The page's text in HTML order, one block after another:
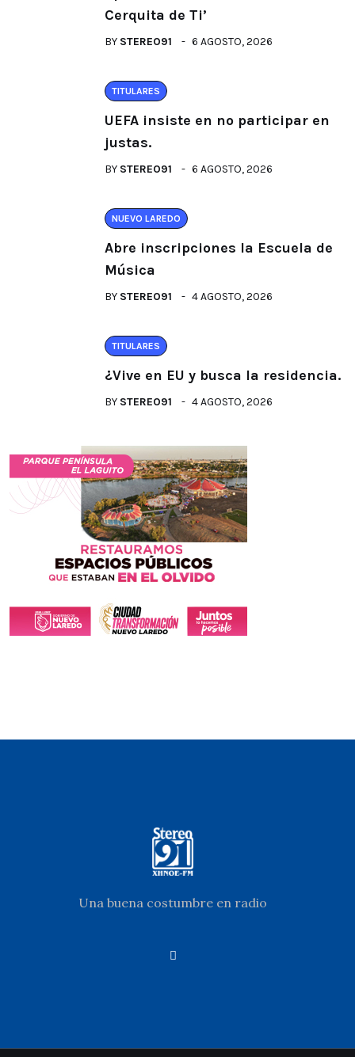
Cerquita de Ti’
BY STEREO91 6 AGOSTO, 2026
TITULARES
UEFA insiste en no participar en
justas.
BY STEREO91 6 AGOSTO, 2026
NUEVO LAREDO
Abre inscripciones la Escuela de
Música
BY STEREO91 4 AGOSTO, 2026
TITULARES
¿Vive en EU y busca la residencia.
BY STEREO91 4 AGOSTO, 2026
Una buena costumbre en radio